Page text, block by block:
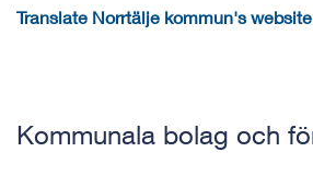
Translate Norrtälje kommun's website
Kommunala bolag och